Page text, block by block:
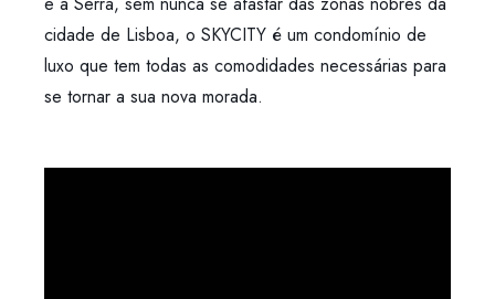
cidade de Lisboa, o SKYCITY é um condomínio de
luxo que tem todas as comodidades necessárias para
se tornar a sua nova morada.